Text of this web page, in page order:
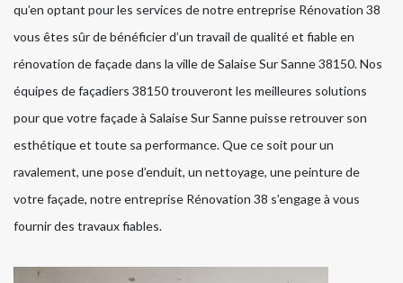
qu’en optant pour les services de notre entreprise Rénovation 38
vous êtes sûr de bénéficier d’un travail de qualité et fiable en
rénovation de façade dans la ville de Salaise Sur Sanne 38150. Nos
équipes de façadiers 38150 trouveront les meilleures solutions
pour que votre façade à Salaise Sur Sanne puisse retrouver son
esthétique et toute sa performance. Que ce soit pour un
ravalement, une pose d’enduit, un nettoyage, une peinture de
votre façade, notre entreprise Rénovation 38 s’engage à vous
fournir des travaux fiables.